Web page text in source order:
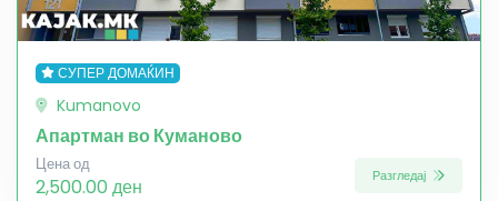
СУПЕР ДОМАЌИН
Kumanovo
Апартман во Куманово
Цена од
2,500.00 ден Разгледај